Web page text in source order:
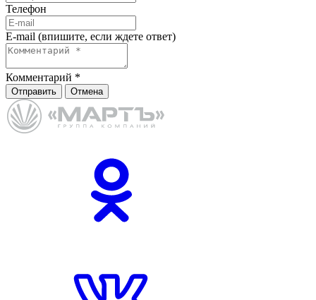
Телефон
E-mail (впишите, если ждете ответ)
Комментарий *
Отправить Отмена